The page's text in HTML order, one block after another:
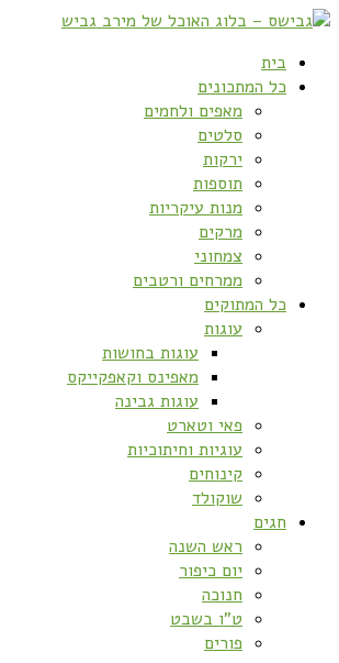
בית
כל המתכונים
מאפים ולחמים
סלטים
ירקות
תוספות
מנות עיקריות
מרקים
צמחוני
ממרחים ורטבים
כל המתוקים
עוגות
עוגות בחושות
מאפינס וקאפקייקס
עוגות גבינה
פאי וטארט
עוגיות וחיתוכיות
קינוחים
שוקולד
חגים
ראש השנה
יום כיפור
חנוכה
ט”ו בשבט
פורים